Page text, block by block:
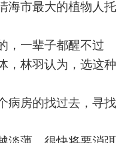
海市最大的植物人托
，一辈子都醒不过
，林羽认为，选这种
病房的找过去，寻找